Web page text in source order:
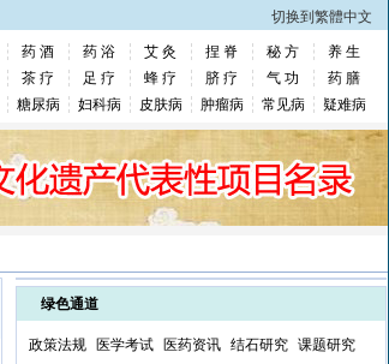
切换到繁體中文
药 酒 药 浴 艾 灸 捏 脊 秘 方
养 生
茶 疗 足 疗 蜂 疗 脐 疗 气 功
药 膳
糖尿病 妇科病 皮肤病 肿瘤病 常见病 疑难病
绿色通道
政策法规 医学考试 医药资讯 结石研究
课题研究